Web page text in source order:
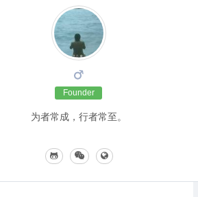
Founder
为者常成，行者常至。